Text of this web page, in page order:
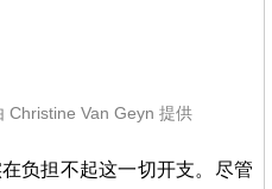
Christine Van Geyn 提供
负担不起这一切开支。尽管